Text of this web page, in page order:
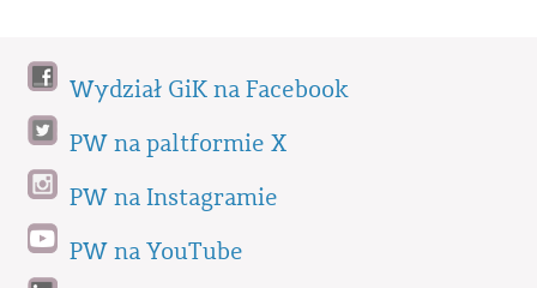
Wydział GiK na Facebook
PW na paltformie X
PW na Instagramie
PW na YouTube